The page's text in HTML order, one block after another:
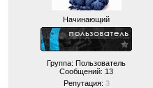
Начинающий
Группа: Пользователь
Сообщений: 13
Репутация: 3